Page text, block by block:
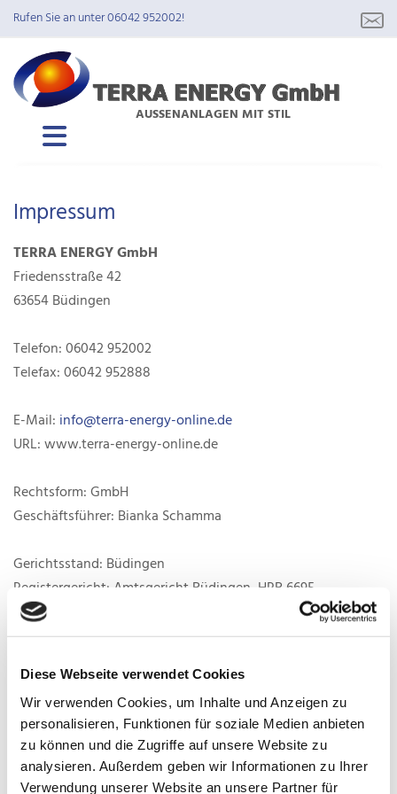
Diese Webseite verwendet Cookies
Wir verwenden Cookies, um Inhalte und Anzeigen zu
personalisieren, Funktionen für soziale Medien anbieten
zu können und die Zugriffe auf unsere Website zu
analysieren. Außerdem geben wir Informationen zu Ihrer
Verwendung unserer Website an unsere Partner für
Rufen Sie an unter 06042 952002!
AUSSENANLAGEN MIT STIL
Impressum
TERRA ENERGY GmbH
Friedensstraße 42
63654 Büdingen
Telefon:06042 952002
Telefax: 06042 952888
E-Mail: info@terra-energy-online.de
URL: www.terra-energy-online.de
Rechtsform: GmbH
Geschäftsführer: Bianka Schamma
Gerichtsstand: Büdingen
Registergericht: Amtsgericht Büdingen, HRB 6695
UST-Ident-Nr.: DE-261918064
Allianz Versicherung
80802 München
Geltungsbereich für Deutschland
Verbraucherschlichtung: